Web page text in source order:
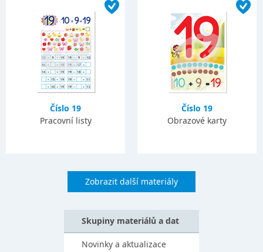
Číslo 19
Pracovní listy
Číslo 19
Obrazové karty
Zobrazit další materiály
Skupiny materiálů a dat
Novinky a aktualizace